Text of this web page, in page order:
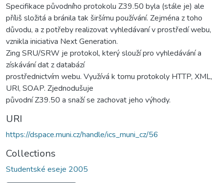
Specifikace původního protokolu Z39.50 byla (stále je) ale
příliš složitá a bránila tak širšímu používání. Zejména z toho
důvodu, a z potřeby realizovat vyhledávaní v prostředí webu,
vznikla iniciativa Next Generation.
Zing SRU/SRW je protokol, který slouží pro vyhledávání a
získávání dat z databází
prostřednictvím webu. Využívá k tomu protokoly HTTP, XML,
URI, SOAP. Zjednodušuje
původní Z39.50 a snaží se zachovat jeho výhody.
URI
https://dspace.muni.cz/handle/ics_muni_cz/56
Collections
Studentské eseje 2005